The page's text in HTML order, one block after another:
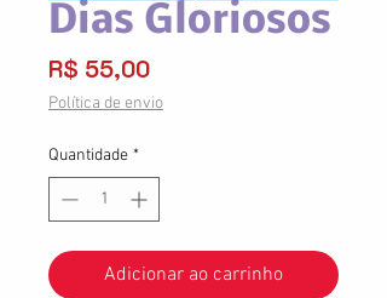
Dias Gloriosos
R$ 55,00Preço
Política de envio
Quantidade *
Adicionar ao carrinho